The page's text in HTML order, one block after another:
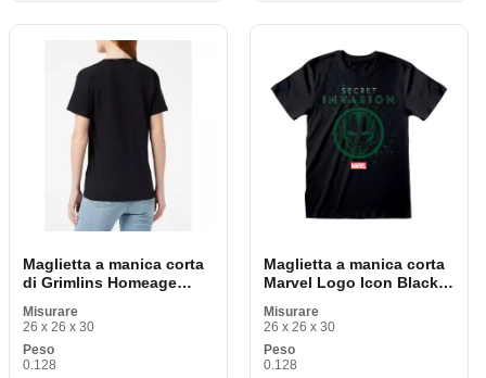
Maglietta a manica corta
di Grimlins Homeage
Misurare
26 x 26 x 30
Peso
0.128
Maglietta a manica corta
Marvel Logo Icon Black
Misurare
26 x 26 x 30
Peso
0.128